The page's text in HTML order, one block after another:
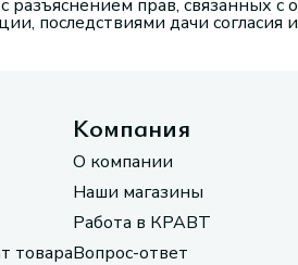
разъяснением прав, связанных с
последствиями дачи согласия
товара
Компания
О компании
Наши магазины
Работа в КРАВТ
Вопрос-ответ